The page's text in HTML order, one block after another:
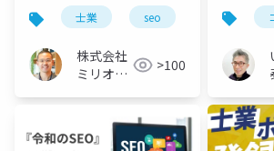
クセスアップ戦略
士業 seo アクセスア
株式会社
ミリオン
>100
年版）